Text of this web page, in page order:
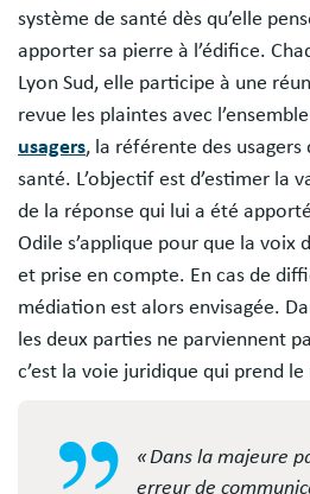
système de santé dès qu’elle
apporter sa pierre à l’édifice.
Lyon Sud, elle participe à une
revue les plaintes avec
usagers, la référente des usagers
santé. L’objectif est d’estimer la
de la réponse qui lui a été
Odile s’applique pour que la voix
et prise en compte. En cas de
médiation est alors envisagée.
les deux parties ne parviennent
c’est la voie juridique qui prend
« Dans la majeure
erreur de